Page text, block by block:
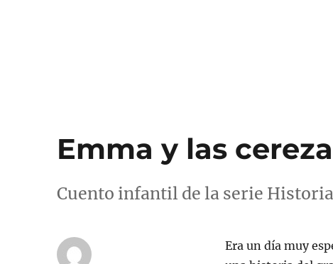
Emma y las
Cuento infantil de la serie
Era un día muy